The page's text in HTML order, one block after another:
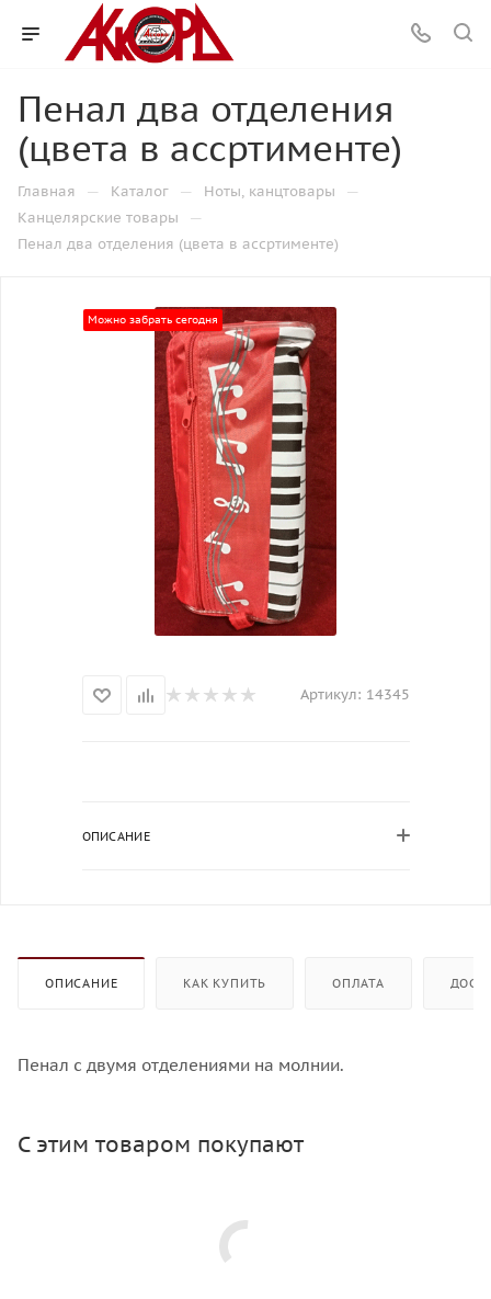
Пенал два отделения
(цвета в ассртименте)
Главная — Каталог — Ноты, канцтовары —
Канцелярские товары —
Пенал два отделения (цвета в ассртименте)
Можно забрать сегодня
Артикул: 14345
ОПИСАНИЕ
ОПИСАНИЕ КАК КУПИТЬ ОПЛАТА
Пенал с двумя отделениями на молнии.
С этим товаром покупают